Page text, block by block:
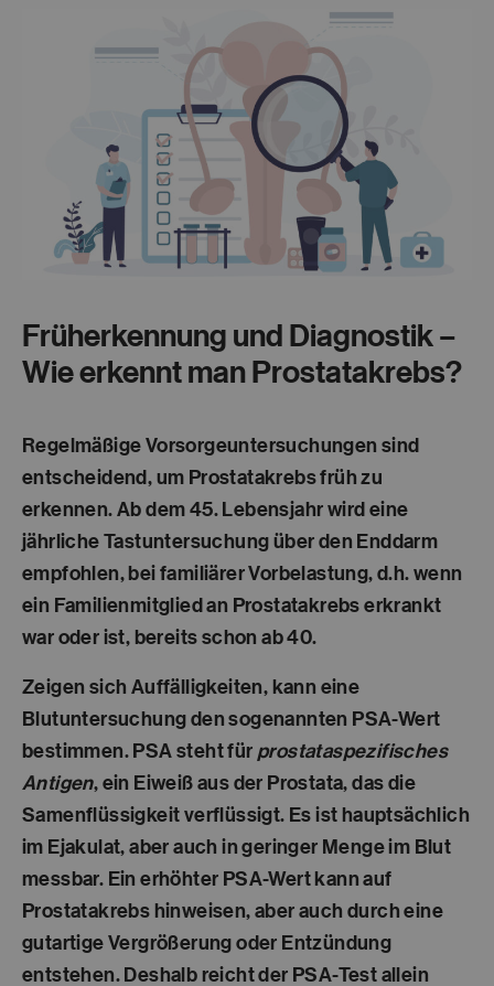
Früherkennung und Diagnostik –
Wie erkennt man Prostatakrebs?
Regelmäßige Vorsorgeuntersuchungen sind
entscheidend, um Prostatakrebs früh zu
erkennen. Ab dem 45. Lebensjahr wird eine
jährliche Tastuntersuchung über den Enddarm
empfohlen, bei familiärer Vorbelastung, d.h. wenn
ein Familienmitglied an Prostatakrebs erkrankt
war oder ist, bereits schon ab 40.
Zeigen sich Auffälligkeiten, kann eine
Blutuntersuchung den sogenannten PSA-Wert
bestimmen. PSA steht für prostataspezifisches
Antigen, ein Eiweiß aus der Prostata, das die
Samenflüssigkeit verflüssigt. Es ist hauptsächlich
im Ejakulat, aber auch in geringer Menge im Blut
messbar. Ein erhöhter PSA-Wert kann auf
Prostatakrebs hinweisen, aber auch durch eine
gutartige Vergrößerung oder Entzündung
entstehen. Deshalb reicht der PSA-Test allein